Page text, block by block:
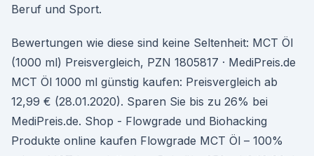
Beruf und Sport.
Bewertungen wie diese sind keine Seltenheit: MCT Öl
(1000 ml) Preisvergleich, PZN 1805817 · MediPreis.de
MCT Öl 1000 ml günstig kaufen: Preisvergleich ab
12,99 € (28.01.2020). Sparen Sie bis zu 26% bei
MediPreis.de. Shop - Flowgrade und Biohacking
Produkte online kaufen Flowgrade MCT Öl – 100%